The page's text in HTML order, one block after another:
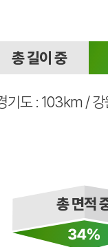
기도 : 103km /